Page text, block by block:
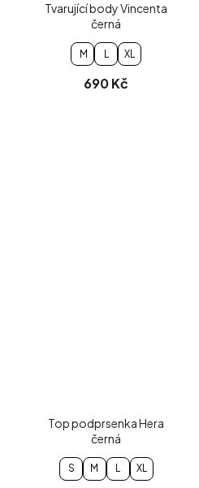
Tvarující body Vincenta
černá
M XL
690 Kč
Top podprsenka Hera
černá
S M L XL